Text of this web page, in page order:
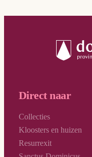
Direct naar
Collecties
Kloosters en huizen
Resurrexit